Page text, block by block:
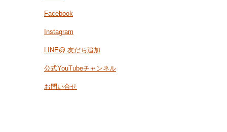
Facebook
Instagram
LINE@ 友だち追加
公式YouTubeチャンネル
お問い合せ